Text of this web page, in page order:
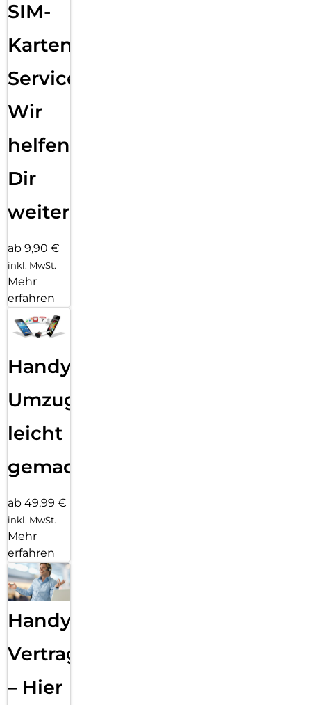
SIM-
Karten
Service:
Wir
helfen
Dir
weiter
ab 9,90 €
inkl. MwSt.
Mehr
erfahren
Handy
Umzug
leicht
gemacht!
ab 49,99 €
inkl. MwSt.
Mehr
erfahren
Handy
Vertragsabwicklung
– Hier